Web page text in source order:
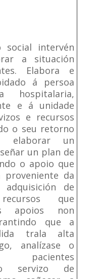
intervén
a situación
Elabora e
á persoa
hospitalaria,
e á unidade
e recursos
o seu retorno
elaborar un
un plan de
o apoio que
da
de
que
apoios non
que a
trala alta
analízase o
servizo de